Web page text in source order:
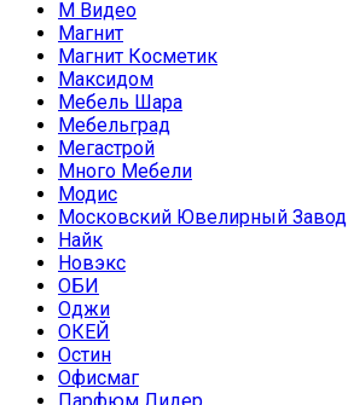
М Видео
Магнит
Магнит Косметик
Максидом
Мебель Шара
Мебельград
Мегастрой
Много Мебели
Модис
Московский Ювелирный Завод
Найк
Новэкс
ОБИ
Оджи
ОКЕЙ
Остин
Офисмаг